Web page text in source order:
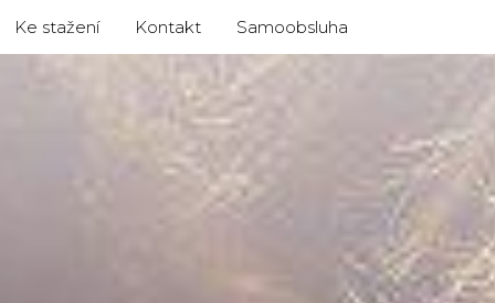
Ke stažení Kontakt Samoobsluha